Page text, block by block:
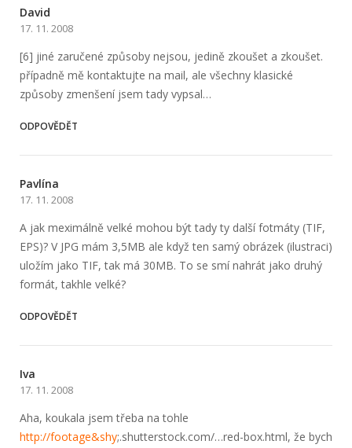
David
17. 11. 2008
[6] jiné zaručené způsoby nejsou, jedině zkoušet a zkoušet.
případně mě kontaktujte na mail, ale všechny klasické
způsoby zmenšení jsem tady vypsal…
ODPOVĚDĚT
Pavlína
17. 11. 2008
A jak meximálně velké mohou být tady ty další fotmáty (TIF,
EPS)? V JPG mám 3,5MB ale když ten samý obrázek (ilustraci)
uložím jako TIF, tak má 30MB. To se smí nahrát jako druhý
formát, takhle velké?
ODPOVĚDĚT
Iva
17. 11. 2008
Aha, koukala jsem třeba na tohle
http://footage&shy;.shutterstock­.com/…red-box.html, že bych